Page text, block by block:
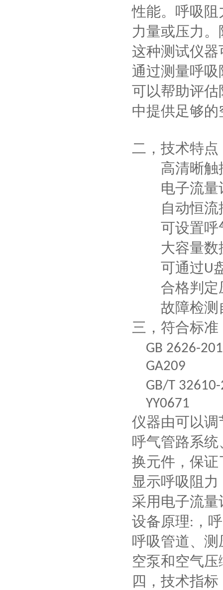
性能。呼吸
力量或压力
这种测试仪
通过测量呼
可以帮助评
中提供足够
二， 技术特点
高清晰触
电子流量
自动恒流
可设置呼
大容量数
可通过U
合格判定压
故障检测
三， 符合标准
GB 2626-20
GA209
GB/T
YY0671
仪器由可以
呼气管路系
换元件，保
显示呼吸阻
采用电子流
设备原理: ，
呼吸管道、
空泵和空气
四， 技术指标